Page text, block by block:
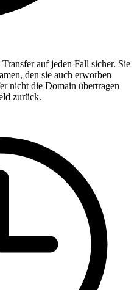
auf jeden Fall sicher. Sie
den sie auch erworben
nicht die Domain übertragen
zurück.